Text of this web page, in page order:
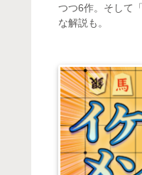
つつ6作。そして
な解説も。